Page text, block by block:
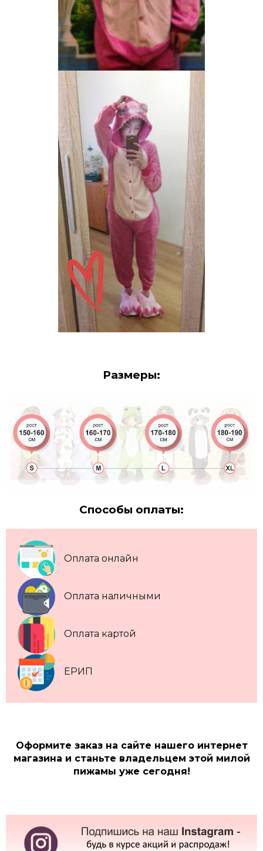
Размеры:
Способы оплаты:
Оплата онлайн
Оплата наличными
Оплата картой
ЕРИП
Оформите заказ на сайте нашего интернет
магазина и станьте владельцем этой милой
пижамы уже сегодня!